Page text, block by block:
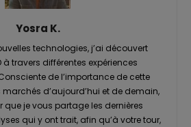
Yosra K.
technologies, j’ai découvert
à travers différentes expériences
de l’importance de cette
d’aujourd’hui et de demain,
que je vous partage les dernières
qui y ont trait, afin qu’à votre tour,